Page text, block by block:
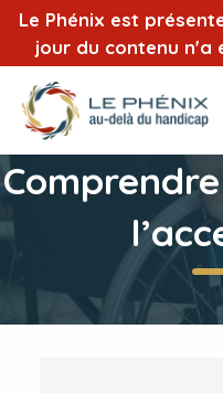
Le Phénix est
jour du contenu n'a